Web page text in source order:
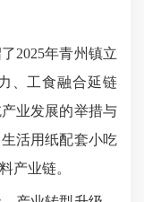
2025年青州镇立
、工食融合延链
业发展的举措与
活用纸配套小吃
产业链。